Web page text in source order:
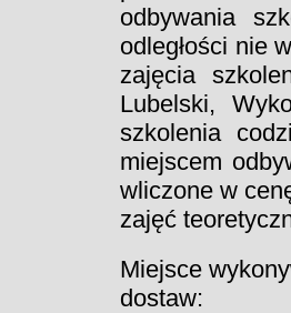
odbywania
odległości nie
zajęcia
Lubelski,
szkolenia
miejscem
wliczone w
zajęć
Miejsce
dostaw: